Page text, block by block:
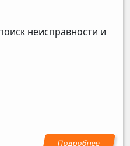
неисправности и